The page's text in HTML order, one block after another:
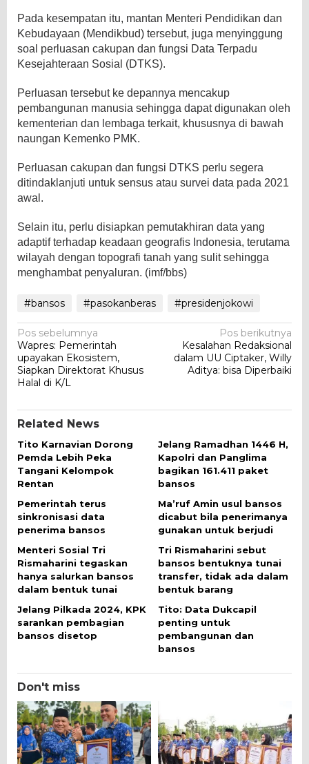
Pada kesempatan itu, mantan Menteri Pendidikan dan
Kebudayaan (Mendikbud) tersebut, juga menyinggung
soal perluasan cakupan dan fungsi Data Terpadu
Kesejahteraan Sosial (DTKS).
Perluasan tersebut ke depannya mencakup
pembangunan manusia sehingga dapat digunakan oleh
kementerian dan lembaga terkait, khususnya di bawah
naungan Kemenko PMK.
Perluasan cakupan dan fungsi DTKS perlu segera
ditindaklanjuti untuk sensus atau survei data pada 2021
awal.
Selain itu, perlu disiapkan pemutakhiran data yang
adaptif terhadap keadaan geografis Indonesia, terutama
wilayah dengan topografi tanah yang sulit sehingga
menghambat penyaluran. (imf/bbs)
#bansos #pasokanberas #presidenjokowi
Navigasi
pos
Pos sebelumnya
Wapres: Pemerintah
upayakan Ekosistem,
Siapkan Direktorat Khusus
Halal di K/L
Pos berikutnya
Kesalahan Redaksional
dalam UU Ciptaker, Willy
Aditya: bisa Diperbaiki
Related News
Tito Karnavian Dorong
Pemda Lebih Peka
Tangani Kelompok
Rentan
Jelang Ramadhan 1446 H,
Kapolri dan Panglima
bagikan 161.411 paket
bansos
Pemerintah terus
sinkronisasi data
penerima bansos
Ma’ruf Amin usul bansos
dicabut bila penerimanya
gunakan untuk berjudi
Menteri Sosial Tri
Rismaharini tegaskan
hanya salurkan bansos
dalam bentuk tunai
Tri Rismaharini sebut
bansos bentuknya tunai
transfer, tidak ada dalam
bentuk barang
Jelang Pilkada 2024, KPK
sarankan pembagian
bansos disetop
Tito: Data Dukcapil
penting untuk
pembangunan dan
bansos
Don't miss